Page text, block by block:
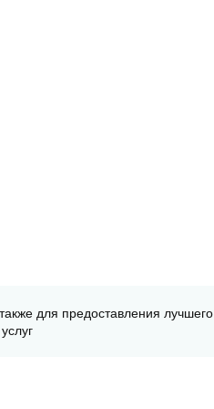
для предоставления лучшего